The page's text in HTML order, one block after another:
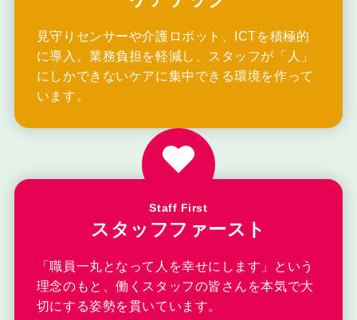
見守りセンサーや介護ロボット、ICTを積極的
に導入。業務負担を軽減し、スタッフが「人」
にしかできないケアに集中できる環境を作って
います。
Staff First
スタッフファースト
「職員一丸となって人を幸せにします」という
理念のもと、働くスタッフの皆さんを本気で大
切にする姿勢を貫いています。